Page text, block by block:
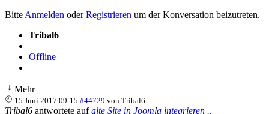
Bitte Anmelden oderRegistrieren um der Konversation beizutreten.
Tribal6
Offline
Mehr
15 Juni 2017 09:15 #44729 vonTribal6
Tribal6 antwortete aufalte Site in Joomla integrieren ..